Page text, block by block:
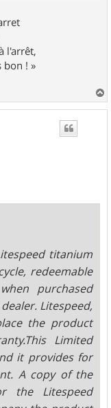
l'arrêt,
bon ! »
a
titanium
redeemable
purchased
Litespeed,
the product
Limited
it provides for
A copy of the
the Litespeed